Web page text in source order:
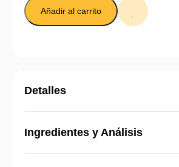
Añadir al carrito
Detalles
Ingredientes y Análisis